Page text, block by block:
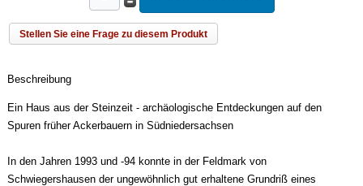
Stellen Sie eine Frage zu diesem Produkt
Beschreibung
Ein Haus aus der Steinzeit - archäologische Entdeckungen auf den
Spuren früher Ackerbauern in Südniedersachsen
In den Jahren 1993 und -94 konnte in der Feldmark von
Schwiegershausen der ungewöhnlich gut erhaltene Grundriß eines